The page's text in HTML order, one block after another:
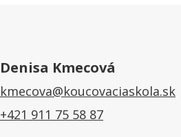
Denisa Kmecová
kmecova@koucovaciaskola.sk
+421 911 75 58 87